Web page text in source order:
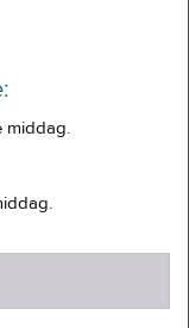
middag.